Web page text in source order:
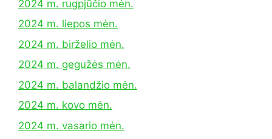
2024 m. rugpjūčio mėn.
2024 m. liepos mėn.
2024 m. birželio mėn.
2024 m. gegužės mėn.
2024 m. balandžio mėn.
2024 m. kovo mėn.
2024 m. vasario mėn.